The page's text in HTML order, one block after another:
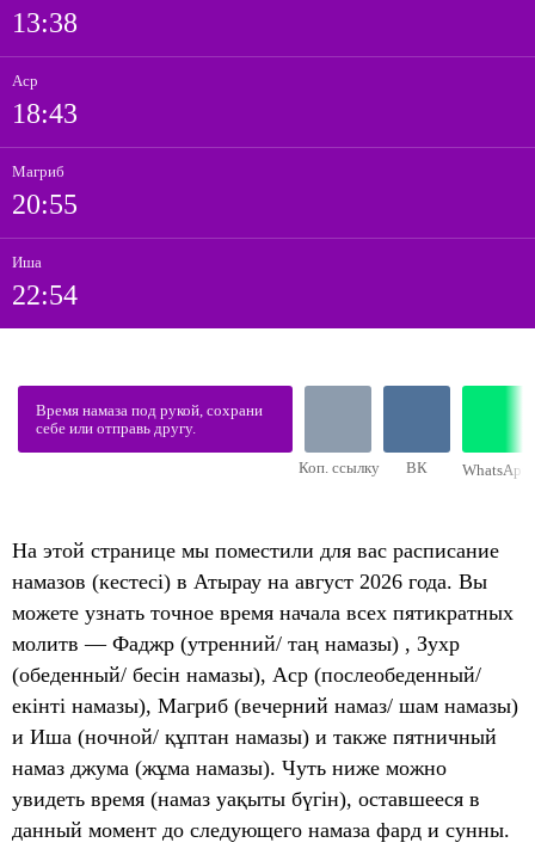
13:38
Аср
18:43
Магриб
20:55
Иша
22:54
Время намаза под рукой, сохрани
себе или отправь другу.
Коп. ссылку ВК WhatsApp
На этой странице мы поместили для вас расписание
намазов (кестесі) в Атырау на август 2026 года. Вы
можете узнать точное время начала всех пятикратных
молитв — Фаджр (утренний/ таң намазы) , Зухр
(обеденный/ бесін намазы), Аср (послеобеденный/
екінті намазы), Магриб (вечерний намаз/ шам намазы)
и Иша (ночной/ құптан намазы) и также пятничный
намаз джума (жұма намазы). Чуть ниже можно
увидеть время (намаз уақыты бүгін), оставшееся в
данный момент до следующего намаза фард и сунны.